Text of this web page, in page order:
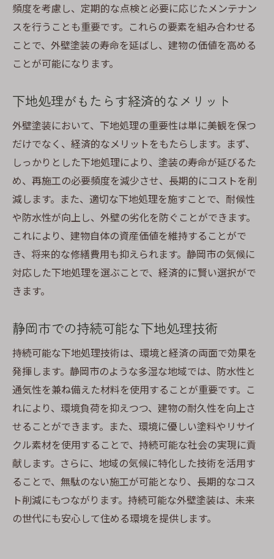
頻度を考慮し、定期的な点検と必要に応じたメンテナン
スを行うことも重要です。これらの要素を組み合わせる
ことで、外壁塗装の寿命を延ばし、建物の価値を高める
ことが可能になります。
下地処理がもたらす経済的なメリット
外壁塗装において、下地処理の重要性は単に美観を保つ
だけでなく、経済的なメリットをもたらします。まず、
しっかりとした下地処理により、塗装の寿命が延びるた
め、再施工の必要頻度を減少させ、長期的にコストを削
減します。また、適切な下地処理を施すことで、耐候性
や防水性が向上し、外壁の劣化を防ぐことができます。
これにより、建物自体の資産価値を維持することがで
き、将来的な修繕費用も抑えられます。静岡市の気候に
対応した下地処理を選ぶことで、経済的に賢い選択がで
きます。
静岡市での持続可能な下地処理技術
持続可能な下地処理技術は、環境と経済の両面で効果を
発揮します。静岡市のような多湿な地域では、防水性と
通気性を兼ね備えた材料を使用することが重要です。こ
れにより、環境負荷を抑えつつ、建物の耐久性を向上さ
せることができます。また、環境に優しい塗料やリサイ
クル素材を使用することで、持続可能な社会の実現に貢
献します。さらに、地域の気候に特化した技術を活用す
ることで、無駄のない施工が可能となり、長期的なコス
ト削減にもつながります。持続可能な外壁塗装は、未来
の世代にも安心して住める環境を提供します。